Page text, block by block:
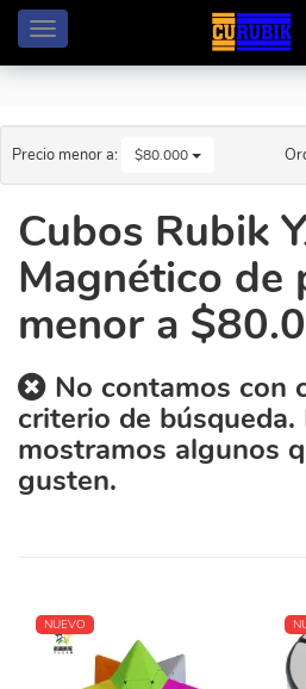
Menú
Precio menor a: $80.000
Cubos Rubik
Magnético de
menor a
No contamos con
criterio de búsqueda.
mostramos algunos
gusten.
NUEVO